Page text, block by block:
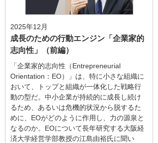
2025年12月
成長のための行動エンジン「企業家的
志向性」（前編）
「企業家的志向性（Entrepreneurial
Orientation：EO）」は、特に小さな組織に
おいて、トップと組織が一体化した戦略行
動の型だ。中小企業が持続的に成長し続け
るため、あるいは危機的状況から脱するた
めに、EOがどのように作用し、力の源泉と
なるのか。EOについて長年研究する大阪経
済大学経営学部教授の江島由裕氏に聞い